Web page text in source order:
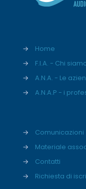
→
Home
→
F.I.A. - Chi
→
A.N.A. - Le
→
A.N.A.P - i
→
Comunicazioni
→
Materiale
→
Contatti
→
Richiesta di